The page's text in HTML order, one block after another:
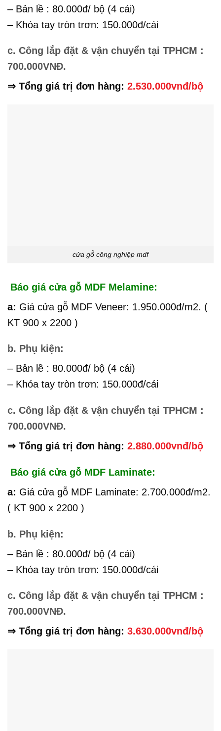
– Bản lề : 80.000đ/ bộ (4 cái)
– Khóa tay tròn trơn: 150.000đ/cái
c. Công lắp đặt & vận chuyển tại TPHCM :
700.000VNĐ.
⇒ Tổng giá trị đơn hàng: 2.530.000vnđ/bộ
cửa gỗ công nghiệp mdf
Báo giá cửa gỗ MDF Melamine:
a: Giá cửa gỗ MDF Veneer: 1.950.000đ/m2. (
KT 900 x 2200 )
b. Phụ kiện:
– Bản lề : 80.000đ/ bộ (4 cái)
– Khóa tay tròn trơn: 150.000đ/cái
c. Công lắp đặt & vận chuyển tại TPHCM :
700.000VNĐ.
⇒ Tổng giá trị đơn hàng: 2.880.000vnđ/bộ
Báo giá cửa gỗ MDF Laminate:
a: Giá cửa gỗ MDF Laminate: 2.700.000đ/m2.
( KT 900 x 2200 )
b. Phụ kiện:
– Bản lề : 80.000đ/ bộ (4 cái)
– Khóa tay tròn trơn: 150.000đ/cái
c. Công lắp đặt & vận chuyển tại TPHCM :
700.000VNĐ.
⇒ Tổng giá trị đơn hàng: 3.630.000vnđ/bộ